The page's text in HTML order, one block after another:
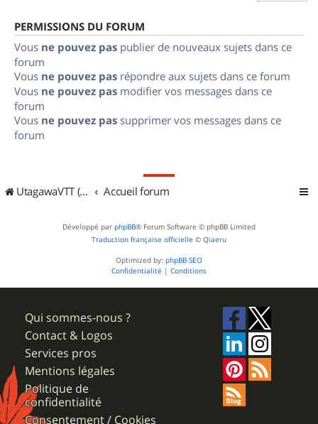
PERMISSIONS DU FORUM
Vous ne pouvez pas publier de nouveaux sujets dans ce
forum
Vous ne pouvez pas répondre aux sujets dans ce forum
Vous ne pouvez pas modifier vos messages dans ce
forum
Vous ne pouvez pas supprimer vos messages dans ce
forum
UtagawaVTT (Randos VTT et VTTAE avec traces GPS) Accueil forum
Développé par phpBB® Forum Software © phpBB Limited
Traduction française officielle © Qiaeru
Optimized by: phpBB SEO
Confidentialité | Conditions
Qui sommes-nous ?
Contact & Logos
Services pros
Mentions légales
Politique de
confidentialité
Consentement / Cookies